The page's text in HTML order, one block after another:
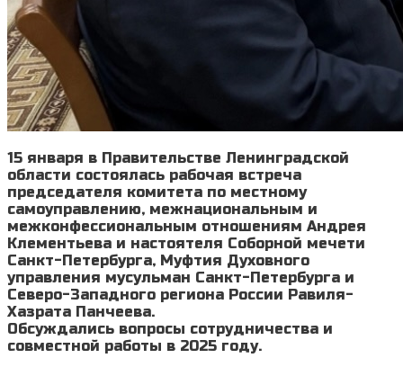
15 января в Правительстве Ленинградской
области состоялась рабочая встреча
председателя комитета по местному
самоуправлению, межнациональным и
межконфессиональным отношениям Андрея
Клементьева и настоятеля Соборной мечети
Санкт-Петербурга, Муфтия Духовного
управления мусульман Санкт-Петербурга и
Северо-Западного региона России Равиля-
Хазрата Панчеева.
Обсуждались вопросы сотрудничества и
совместной работы в 2025 году.